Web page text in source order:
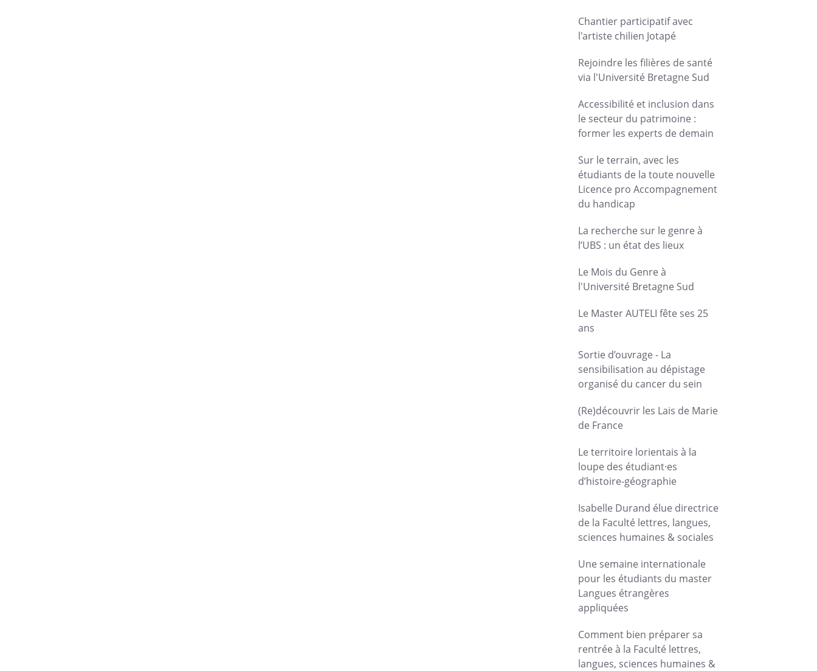
Chantier participatif avec
l'artiste chilien Jotapé
Rejoindre les filières de santé
via l'Université Bretagne Sud
Accessibilité et inclusion dans
le secteur du patrimoine :
former les experts de demain
Sur le terrain, avec les
étudiants de la toute nouvelle
Licence pro Accompagnement
du handicap
La recherche sur le genre à
l’UBS : un état des lieux
Le Mois du Genre à
l'Université Bretagne Sud
Le Master AUTELI fête ses 25
ans
Sortie d’ouvrage - La
sensibilisation au dépistage
organisé du cancer du sein
(Re)découvrir les Lais de Marie
de France
Le territoire lorientais à la
loupe des étudiant·es
d’histoire-géographie
Isabelle Durand élue directrice
de la Faculté lettres, langues,
sciences humaines & sociales
Une semaine internationale
pour les étudiants du master
Langues étrangères
appliquées
Comment bien préparer sa
rentrée à la Faculté lettres,
langues, sciences humaines &